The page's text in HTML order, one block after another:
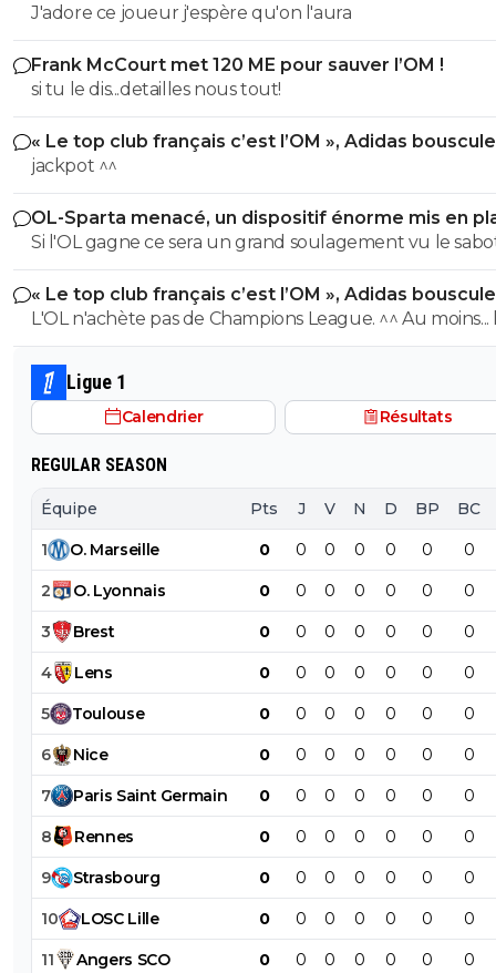
J'adore ce joueur j'espère qu'on l'aura
Frank McCourt met 120 ME pour sauver l’OM !
si tu le dis...detailles nous tout!
« Le top club français c’est l’OM », Adidas
PSG
jackpot ^^
OL-Sparta menacé, un dispositif énorme mis en
Si l'OL gagne ce sera un grand soulagement vu le
incroyable du farfelu sans froc Fonseca au match allé.
perd ce sera aussi une grande victoire et une énorme
délivrance avec un possible licenciement de ce clown.
« Le top club français c’est l’OM », Adidas
PSG
L'OL n'achète pas de Champions League. ^^ Au moins... l'OM a
un point commun avec le PSG. Mdr Adidas ne se trompe pas
avec l'OL qui est une valeur sûre... contrairement à
Ligue 1
Calendrier Résultats
REGULAR SEASON
Équipe Pts J V N D BP BC
1 O. Marseille 0 0 0 0 0 0 0
2 O. Lyonnais 0 0 0 0 0 0 0
3 Brest 0 0 0 0 0 0 0
4 Lens 0 0 0 0 0 0 0
5 Toulouse 0 0 0 0 0 0 0
6 Nice 0 0 0 0 0 0 0
7 Paris Saint Germain 0 0 0 0 0 0 0
8 Rennes 0 0 0 0 0 0 0
9 Strasbourg 0 0 0 0 0 0 0
10 LOSC Lille 0 0 0 0 0 0 0
11 Angers SCO 0 0 0 0 0 0 0